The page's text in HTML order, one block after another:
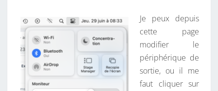
A
S
V
Je peux depuis
cette page
modifier le
périphérique de
sortie, ou il me
faut cliquer sur